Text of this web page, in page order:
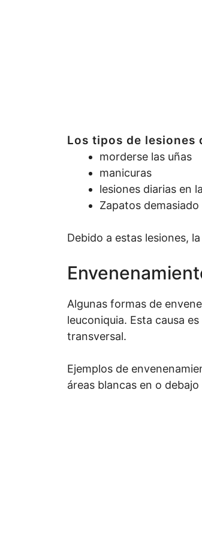
Los tipos de lesiones
morderse las uñas
manicuras
lesiones diarias en
Zapatos
Debido a estas lesiones,
Algunas formas de
leuconiquia. Esta causa
transversal.
Ejemplos de
áreas blancas en o